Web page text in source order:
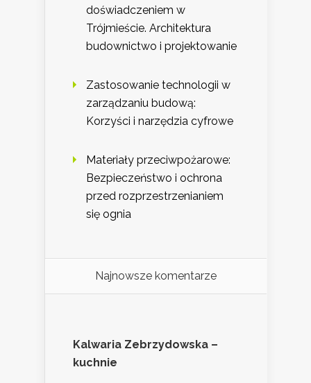
doświadczeniem w
Trójmieście. Architektura
budownictwo i projektowanie
Zastosowanie technologii w
zarządzaniu budową:
Korzyści i narzędzia cyfrowe
Materiały przeciwpożarowe:
Bezpieczeństwo i ochrona
przed rozprzestrzenianiem
się ognia
Najnowsze komentarze
Kalwaria Zebrzydowska –
kuchnie